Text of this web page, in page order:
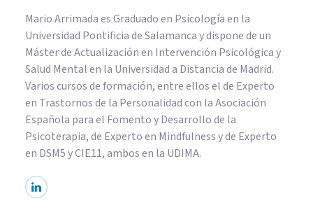
Mario Arrimada es Graduado en Psicología en la
Universidad Pontificia de Salamanca y dispone de un
Máster de Actualización en Intervención Psicológica y
Salud Mental en la Universidad a Distancia de Madrid.
Varios cursos de formación, entre ellos el de Experto
en Trastornos de la Personalidad con la Asociación
Española para el Fomento y Desarrollo de la
Psicoterapia, de Experto en Mindfulness y de Experto
en DSM5 y CIE11, ambos en la UDIMA.